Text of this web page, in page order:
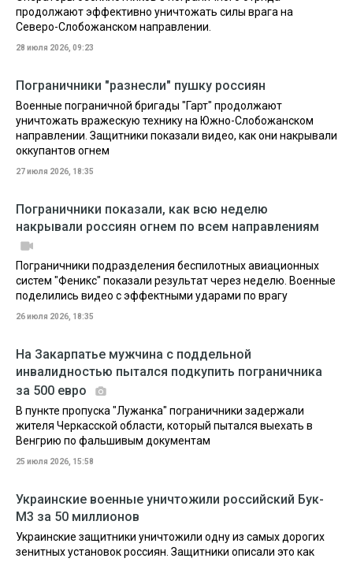
продолжают эффективно уничтожать силы врага на
Северо-Слобожанском направлении.
28 июля 2026, 09:23
Пограничники "разнесли" пушку россиян
Военные пограничной бригады "Гарт" продолжают
уничтожать вражескую технику на Южно-Слобожанском
направлении. Защитники показали видео, как они накрывали
оккупантов огнем
27 июля 2026, 18:35
Пограничники показали, как всю неделю
накрывали россиян огнем по всем направлениям
Пограничники подразделения беспилотных авиационных
систем "Феникс" показали результат через неделю. Военные
поделились видео с эффектными ударами по врагу
26 июля 2026, 18:35
На Закарпатье мужчина с поддельной
инвалидностью пытался подкупить пограничника
за 500 евро
В пункте пропуска "Лужанка" пограничники задержали
жителя Черкасской области, который пытался выехать в
Венгрию по фальшивым документам
25 июля 2026, 15:58
Украинские военные уничтожили российский Бук-
М3 за 50 миллионов
Украинские защитники уничтожили одну из самых дорогих
зенитных установок россиян. Защитники описали это как